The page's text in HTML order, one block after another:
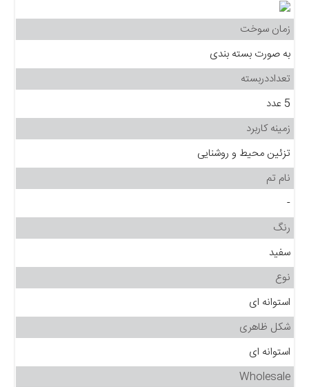
زمان سوخت
به صورت بسته بندی
تعداددربسته
5 عدد
زمینه کاربرد
تزئین محیط و روشنایی
نام تم
-
رنگ
سفید
نوع
استوانه ای
شکل ظاهری
استوانه ای
Wholesale